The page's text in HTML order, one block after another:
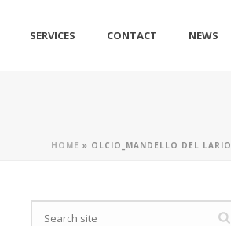
SERVICES CONTACT NEWS
HOME » OLCIO_MANDELLO DEL LARIO